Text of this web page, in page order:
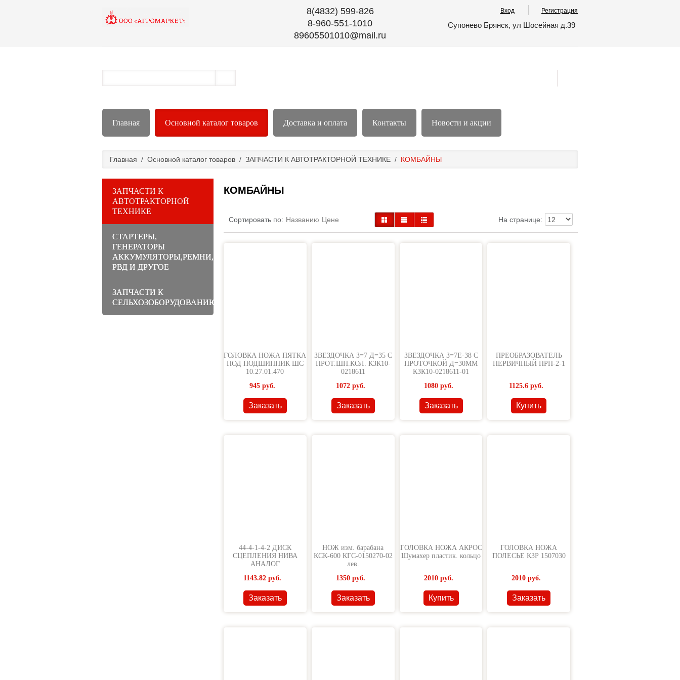
8(4832) 599-826
8-960-551-1010
89605501010@mail.ru
Вход Регистрация
Супонево Брянск, ул Шосейная д.39
Главная Основной каталог товаров Доставка и оплата Контакты Новости и акции
Главная / Основной каталог товаров / ЗАПЧАСТИ К АВТОТРАКТОРНОЙ ТЕХНИКЕ / КОМБАЙНЫ
ЗАПЧАСТИ К
АВТОТРАКТОРНОЙ
ТЕХНИКЕ
СТАРТЕРЫ,
ГЕНЕРАТОРЫ
АККУМУЛЯТОРЫ,РЕМНИ,МАНЖЕТЫ,
РВД И ДРУГОЕ
ЗАПЧАСТИ К
СЕЛЬХОЗОБОРУДОВАНИЮ
КОМБАЙНЫ
Сортировать по: Названию Цене На странице:
ГОЛОВКА НОЖА ПЯТКА
ПОД ПОДШИПНИК ШС
10.27.01.470
945 руб.
Заказать
ЗВЕЗДОЧКА З=7 Д=35 С
ПРОТ.ШН.КОЛ. КЗК10-
0218611
1072 руб.
Заказать
ЗВЕЗДОЧКА З=7Е-38 С
ПРОТОЧКОЙ Д=30ММ
КЗК10-0218611-01
1080 руб.
Заказать
ПРЕОБРАЗОВАТЕЛЬ
ПЕРВИЧНЫЙ ПРП-2-1
1125.6 руб.
Купить
44-4-1-4-2 ДИСК
СЦЕПЛЕНИЯ НИВА
АНАЛОГ
1143.82 руб.
Заказать
НОЖ изм. барабана
КСК-600 КГС-0150270-02
лев.
1350 руб.
Заказать
ГОЛОВКА НОЖА АКРОС
Шумахер пластик. кольцо
2010 руб.
Купить
ГОЛОВКА НОЖА
ПОЛЕСЬЕ КЗР 1507030
2010 руб.
Заказать